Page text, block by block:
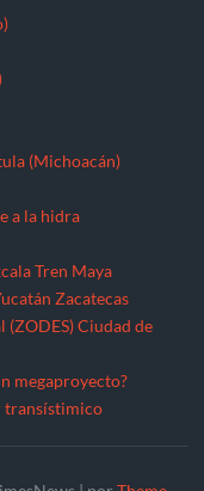
(Michoacán)
a la hidra
Tren Maya
Zacatecas
(ZODES) Ciudad de
megaproyecto?
transístimico